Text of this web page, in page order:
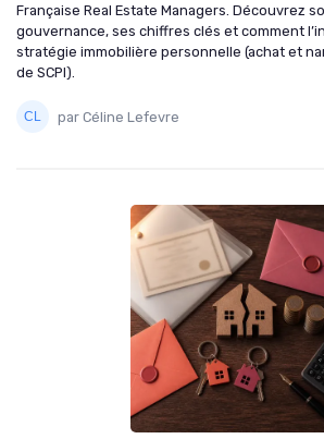
Française Real Estate Managers. Découvrez
gouvernance, ses chiffres clés et comment
stratégie immobilière personnelle (achat et
de SCPI).
par Céline Lefevre